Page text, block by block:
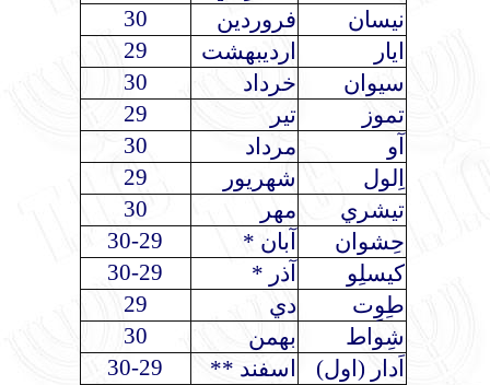
نيسان فروردين
30
ايار
ارديبهشت
29
سيوان
خرداد
30
تموز
تير
29
آو
مرداد
30
اِلول
شهريور
29
تيشري
مهر
30
حِشوان
آبان *
30-29
كيسلِو
آذر *
30-29
طِوِت
دي
29
شِواط
بهمن
30
اَدار (اول)
اسفند **
30-29